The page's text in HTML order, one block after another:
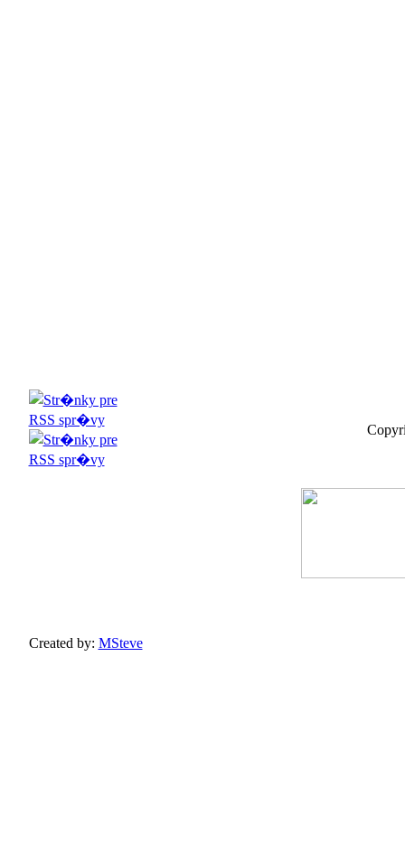
Created by: MSteve